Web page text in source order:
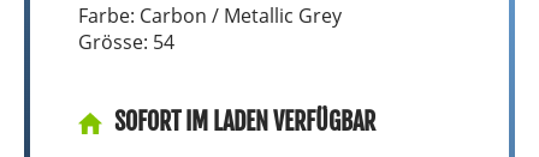
Farbe: Carbon / Metallic Grey
Grösse: 54
SOFORT IM LADEN VERFÜGBAR